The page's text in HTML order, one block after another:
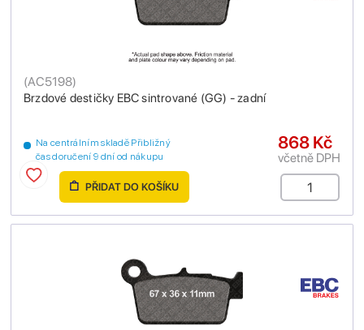
Brzdové destičky EBC sintrované (GG) - zadní
(AC5198)
Na centrálním skladě Přibližný
čas doručení 9 dní od nákupu
868 Kč
včetně DPH
PŘIDAT DO KOŠÍKU